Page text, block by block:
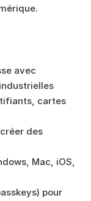
avec
cartes
des
Mac, iOS,
pour